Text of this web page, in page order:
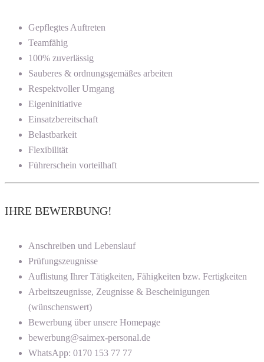
Gepflegtes Auftreten
Teamfähig
100% zuverlässig
Sauberes & ordnungsgemäßes arbeiten
Respektvoller Umgang
Eigeninitiative
Einsatzbereitschaft
Belastbarkeit
Flexibilität
Führerschein vorteilhaft
IHRE BEWERBUNG!
Anschreiben und Lebenslauf
Prüfungszeugnisse
Auflistung Ihrer Tätigkeiten, Fähigkeiten bzw. Fertigkeiten
Arbeitszeugnisse, Zeugnisse & Bescheinigungen
(wünschenswert)
Bewerbung über unsere Homepage
bewerbung@saimex-personal.de
WhatsApp: 0170 153 77 77